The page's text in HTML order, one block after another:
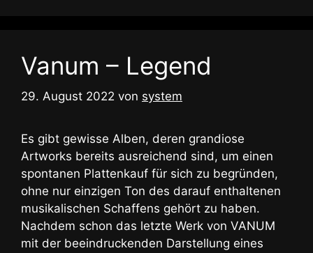
Vanum – Legend
29. August 2022 von system
Es gibt gewisse Alben, deren grandiose
Artworks bereits ausreichend sind, um einen
spontanen Plattenkauf für sich zu begründen,
ohne nur einzigen Ton des darauf enthaltenen
musikalischen Schaffens gehört zu haben.
Nachdem schon das letzte Werk von VANUM
mit der beeindruckenden Darstellung eines